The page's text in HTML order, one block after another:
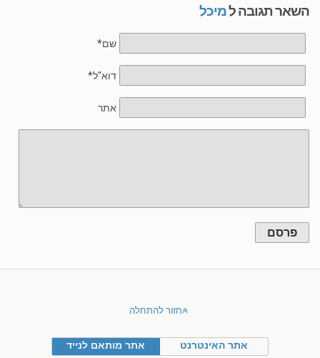
השאר תגובה למיכל
שם*
דוא"ל*
אתר
פרסם
חזור להתחלה
אתר מותאם לנייד אתר האינטרנט